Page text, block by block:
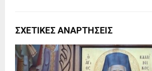
ΣΧΕΤΙΚΈΣ ΑΝΑΡΤΉΣΕΙΣ